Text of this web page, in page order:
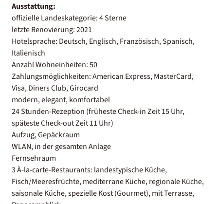
Ausstattung:
offizielle Landeskategorie: 4 Sterne
letzte Renovierung: 2021
Hotelsprache: Deutsch, Englisch, Französisch, Spanisch,
Italienisch
Anzahl Wohneinheiten: 50
Zahlungsmöglichkeiten: American Express, MasterCard,
Visa, Diners Club, Girocard
modern, elegant, komfortabel
24 Stunden-Rezeption (früheste Check-in Zeit 15 Uhr,
späteste Check-out Zeit 11 Uhr)
Aufzug, Gepäckraum
WLAN, in der gesamten Anlage
Fernsehraum
3 À-la-carte-Restaurants: landestypische Küche,
Fisch/Meeresfrüchte, mediterrane Küche, regionale Küche,
saisonale Küche, spezielle Kost (Gourmet), mit Terrasse,